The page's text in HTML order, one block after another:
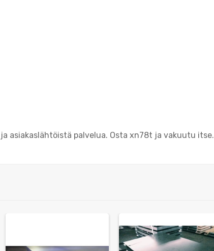
asiakaslähtöistä palvelua. Osta xn78t ja vakuutu itse.